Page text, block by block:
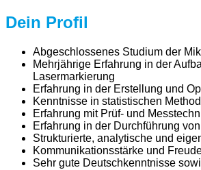
Dein Profil
Abgeschlossenes Studium der
Mehrjährige Erfahrung in der
Lasermarkierung
Erfahrung in der Erstellung und
Kenntnisse in statistischen
Erfahrung mit Prüf- und
Erfahrung in der Durchführung
Strukturierte, analytische und
Kommunikationsstärke und
Sehr gute Deutschkenntnisse